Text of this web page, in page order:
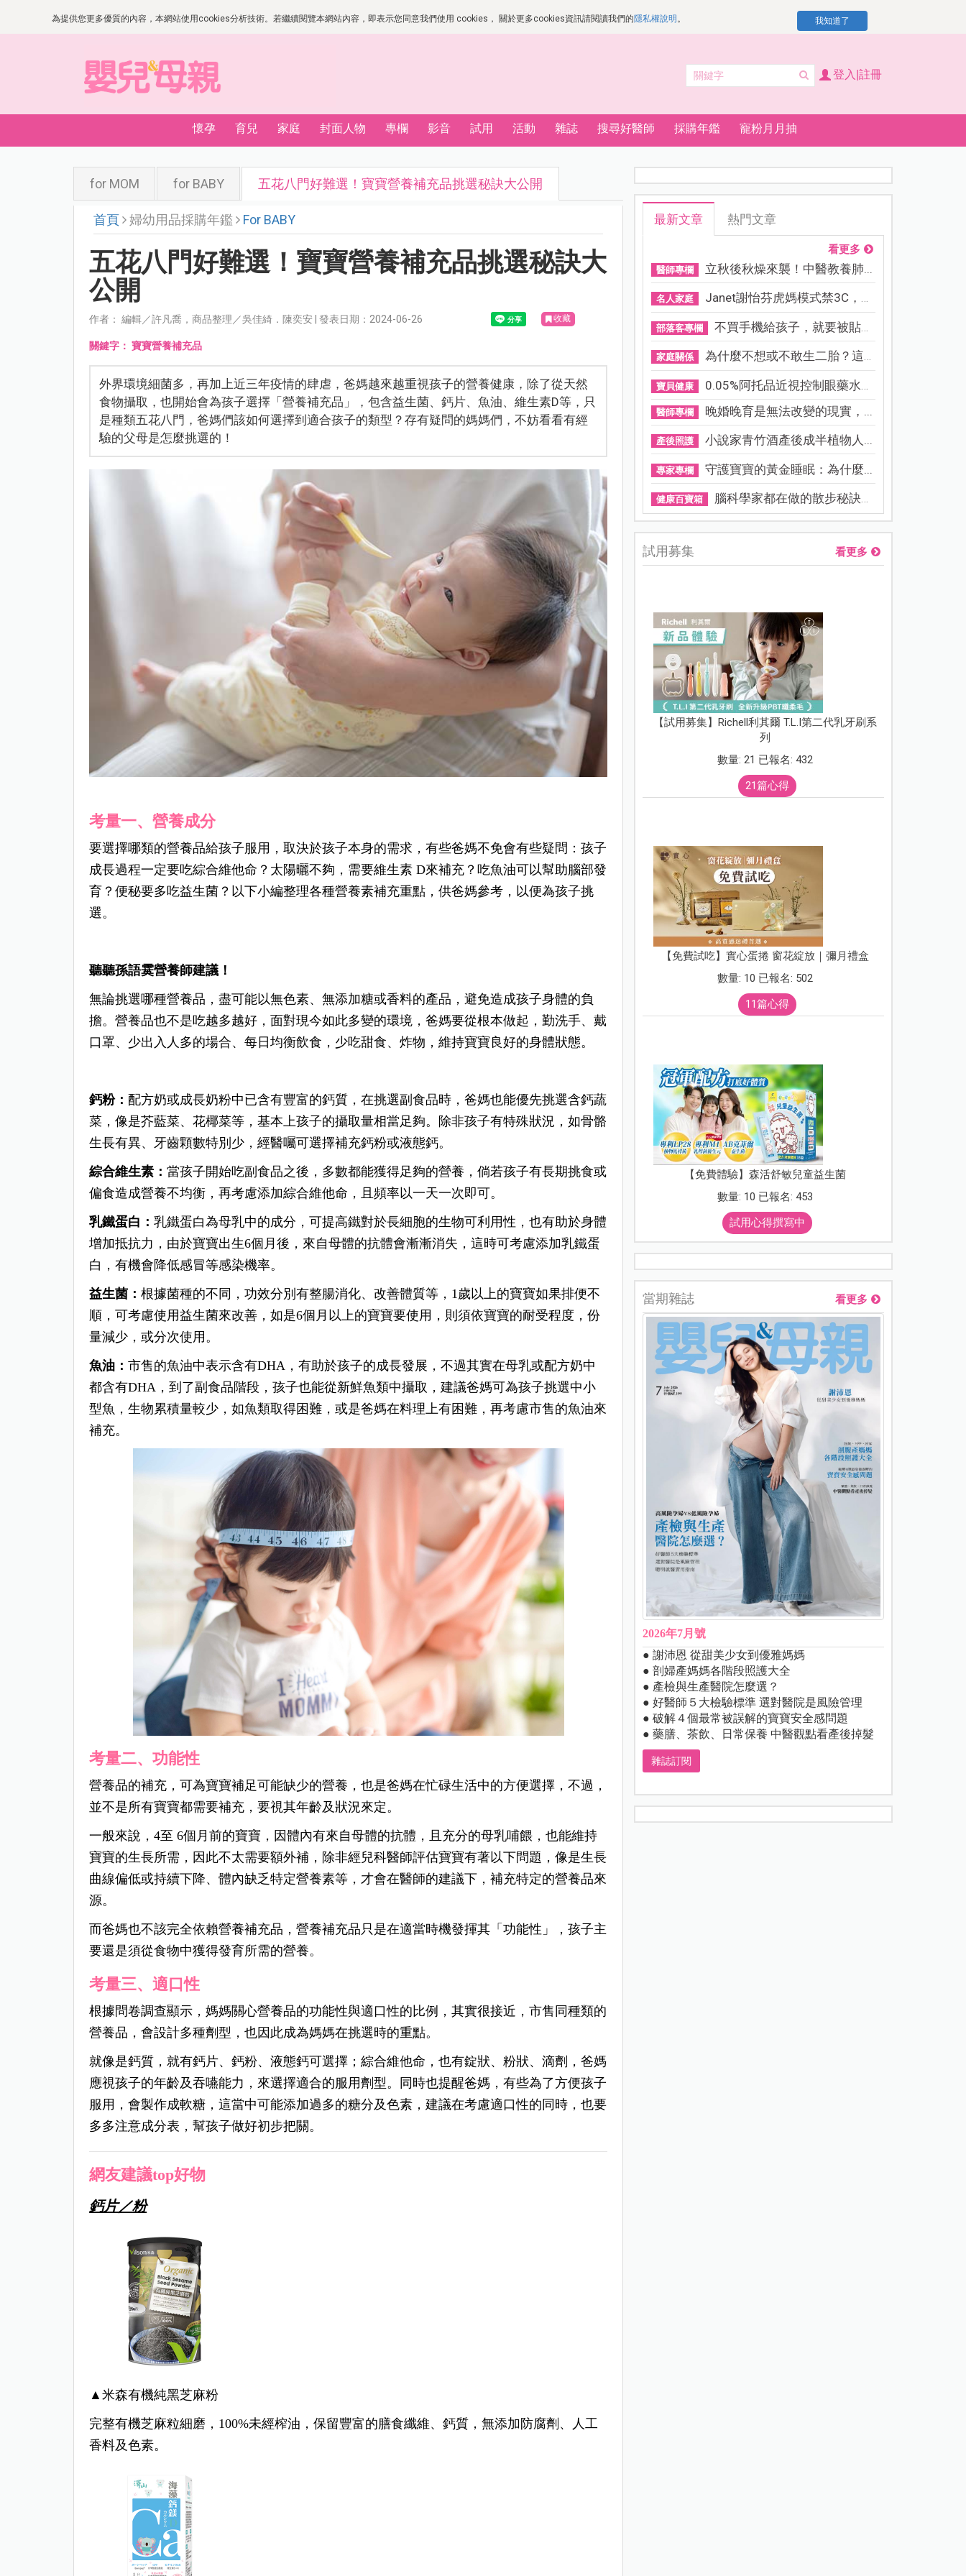
為提供您更多優質的內容，本網站使用cookies分析技術。若繼續閱覽本網站內容，即表示您同意我們使用 cookies， 關於更多cookies資訊請閱讀我們的隱私權說明 。 我知道了
登入|註冊
懷孕 育兒 家庭 封面人物 專欄 影音 試用 活動 雜誌 搜尋好醫師 採購年鑑 寵粉月月抽
for MOM for BABY 五花八門好難選！寶寶營養補充品挑選秘訣大公開
首頁 婦幼用品採購年鑑 For BABY
五花八門好難選！寶寶營養補充品挑選秘訣大
公開
作者： 編輯／許凡喬，商品整理／吳佳綺．陳奕安 | 發表日期：2024-06-26 收藏
關鍵字：寶寶營養補充品
外界環境細菌多，再加上近三年疫情的肆虐，爸媽越來越重視孩子的營養健康，除了從天然
食物攝取，也開始會為孩子選擇「營養補充品」，包含益生菌、鈣片、魚油、維生素D等，只
是種類五花八門，爸媽們該如何選擇到適合孩子的類型？存有疑問的媽媽們，不妨看看有經
驗的父母是怎麼挑選的！
考量一、營養成分
要選擇哪類的營養品給孩子服用，取決於孩子本身的需求，有些爸媽不免會有些疑問：孩子
成長過程一定要吃綜合維他命？太陽曬不夠，需要維生素 D來補充？吃魚油可以幫助腦部發
育？便秘要多吃益生菌？以下小編整理各種營養素補充重點，供爸媽參考，以便為孩子挑
選。
聽聽孫語霙營養師建議！
無論挑選哪種營養品，盡可能以無色素、無添加糖或香料的產品，避免造成孩子身體的負
擔。營養品也不是吃越多越好，面對現今如此多變的環境，爸媽要從根本做起，勤洗手、戴
口罩、少出入人多的場合、每日均衡飲食，少吃甜食、炸物，維持寶寶良好的身體狀態。
鈣粉：配方奶或成長奶粉中已含有豐富的鈣質，在挑選副食品時，爸媽也能優先挑選含鈣蔬
菜，像是芥藍菜、花椰菜等，基本上孩子的攝取量相當足夠。除非孩子有特殊狀況，如骨骼
生長有異、牙齒顆數特別少，經醫囑可選擇補充鈣粉或液態鈣。
綜合維生素：當孩子開始吃副食品之後，多數都能獲得足夠的營養，倘若孩子有長期挑食或
偏食造成營養不均衡，再考慮添加綜合維他命，且頻率以一天一次即可。
乳鐵蛋白：乳鐵蛋白為母乳中的成分，可提高鐵對於長細胞的生物可利用性，也有助於身體
增加抵抗力， 由於寶寶出生6個月後，來自母體的抗體會漸漸消失，這時可考慮添加乳鐵蛋
白，有機會降低感冒等感染機率。
益生菌：根據菌種的不同，功效分別有整腸消化、改善體質等，1歲以上的寶寶如果排便不
順，可考慮使用益生菌來改善，如是6個月以上的寶寶要使用，則須依寶寶的耐受程度，份
量減少，或分次使用。
魚油：市售的魚油中表示含有DHA，有助於孩子的成長發展，不過其實在母乳或配方奶中
都含有DHA，到了副食品階段，孩子也能從新鮮魚類中攝取，建議爸媽可為孩子挑選中小
型魚，生物累積量較少，如魚類取得困難，或是爸媽在料理上有困難，再考慮市售的魚油來
補充。
考量二、功能性
營養品的補充，可為寶寶補足可能缺少的營養，也是爸媽在忙碌生活中的方便選擇，不過，
並不是所有寶寶都需要補充，要視其年齡及狀況來定。
一般來說，4至 6個月前的寶寶，因體內有來自母體的抗體，且充分的母乳哺餵，也能維持
寶寶的生長所需，因此不太需要額外補，除非經兒科醫師評估寶寶有著以下問題，像是生長
曲線偏低或持續下降、體內缺乏特定營養素等，才會在醫師的建議下，補充特定的營養品來
源。
而爸媽也不該完全依賴營養補充品，營養補充品只是在適當時機發揮其「功能性」，孩子主
要還是須從食物中獲得發育所需的營養。
考量三、適口性
根據問卷調查顯示，媽媽關心營養品的功能性與適口性的比例，其實很接近，市售同種類的
營養品，會設計多種劑型，也因此成為媽媽在挑選時的重點。
就像是鈣質，就有鈣片、鈣粉、液態鈣可選擇；綜合維他命，也有錠狀、粉狀、滴劑，爸媽
應視孩子的年齡及吞嚥能力，來選擇適合的服用劑型。同時也提醒爸媽，有些為了方便孩子
服用，會製作成軟糖，這當中可能添加過多的糖分及色素，建議在考慮適口性的同時，也要
多多注意成分表，幫孩子做好初步把關。
網友建議top好物
鈣片／粉
▲米森有機純黑芝麻粉
完整有機芝麻粒細磨，100%未經榨油，保留豐富的膳食纖維、鈣質，無添加防腐劑、人工
香料及色素。
最新文章 熱門文章
看更多
醫師專欄 立秋後秋燥來襲！中醫教養肺...
名人家庭 Janet謝怡芬虎媽模式禁3C，看...
部落客專欄 不買手機給孩子，就要被貼「...
家庭關係 為什麼不想或不敢生二胎？這8...
寶貝健康 0.05%阿托品近視控制眼藥水納...
醫師專欄 晚婚晚育是無法改變的現實，...
產後照護 小說家青竹酒產後成半植物人...
專家專欄 守護寶寶的黃金睡眠：為什麼...
健康百寶箱 腦科學家都在做的散步秘訣！...
試用募集 看更多
【試用募集】Richell利其爾 T.L.I第二代乳牙刷系
列
數量: 21 已報名: 432
21篇心得
【免費試吃】實心蛋捲 窗花綻放｜彌月禮盒
數量: 10 已報名: 502
11篇心得
【免費體驗】森活舒敏兒童益生菌
數量: 10 已報名: 453
試用心得撰寫中
當期雜誌 看更多
2026年7月號
● 謝沛恩 從甜美少女到優雅媽媽
● 剖婦產媽媽各階段照護大全
● 產檢與生產醫院怎麼選？
● 好醫師５大檢驗標準 選對醫院是風險管理
● 破解４個最常被誤解的寶寶安全感問題
● 藥膳、茶飲、日常保養 中醫觀點看產後掉髮
雜誌訂閱